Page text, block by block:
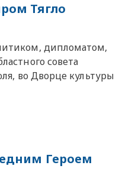
Тягло
дипломатом,
совета
во Дворце культуры
Героем